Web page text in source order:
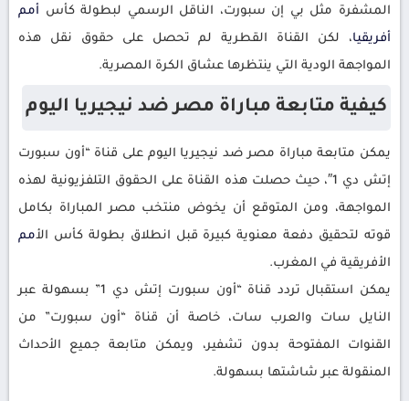
المشفرة مثل بي إن سبورت، الناقل الرسمي لبطولة كأس أمم
أفريقيا، لكن القناة القطرية لم تحصل على حقوق نقل هذه
المواجهة الودية التي ينتظرها عشاق الكرة المصرية.
كيفية متابعة مباراة مصر ضد نيجيريا اليوم
يمكن متابعة مباراة مصر ضد نيجيريا اليوم على قناة “أون سبورت
إتش دي 1″، حيث حصلت هذه القناة على الحقوق التلفزيونية لهذه
المواجهة، ومن المتوقع أن يخوض منتخب مصر المباراة بكامل
قوته لتحقيق دفعة معنوية كبيرة قبل انطلاق بطولة كأس الأمم
الأفريقية في المغرب.
يمكن استقبال تردد قناة “أون سبورت إتش دي 1” بسهولة عبر
النايل سات والعرب سات، خاصة أن قناة “أون سبورت” من
القنوات المفتوحة بدون تشفير، ويمكن متابعة جميع الأحداث
المنقولة عبر شاشتها بسهولة.